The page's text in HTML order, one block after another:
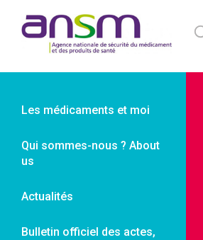
Les médicaments et moi
Qui sommes-nous ? About
us
Actualités
Bulletin officiel des actes,